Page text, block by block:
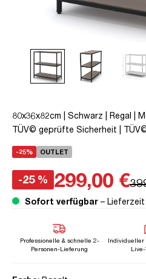
80x36x82cm | Schwarz | Regal |
TÜV© geprüfte Sicherheit |
-25% OUTLET
-25 % 299,00 €
Sofort verfügbar –
Professionelle & schnelle 2-
Personen-Lieferung
Individueller
Live-